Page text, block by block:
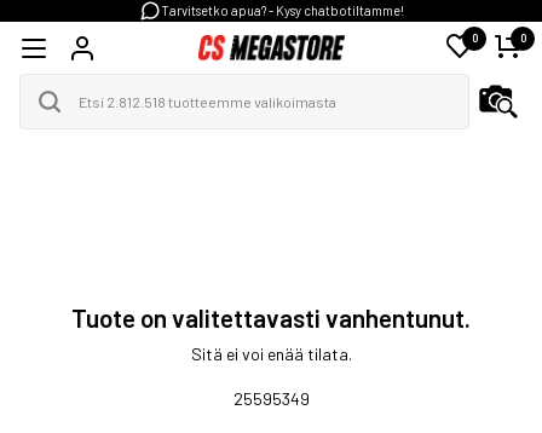
Tarvitsetko apua? - Kysy chatbotiltamme!
0 0
Tuote on valitettavasti vanhentunut.
Sitä ei voi enää tilata.
25595349